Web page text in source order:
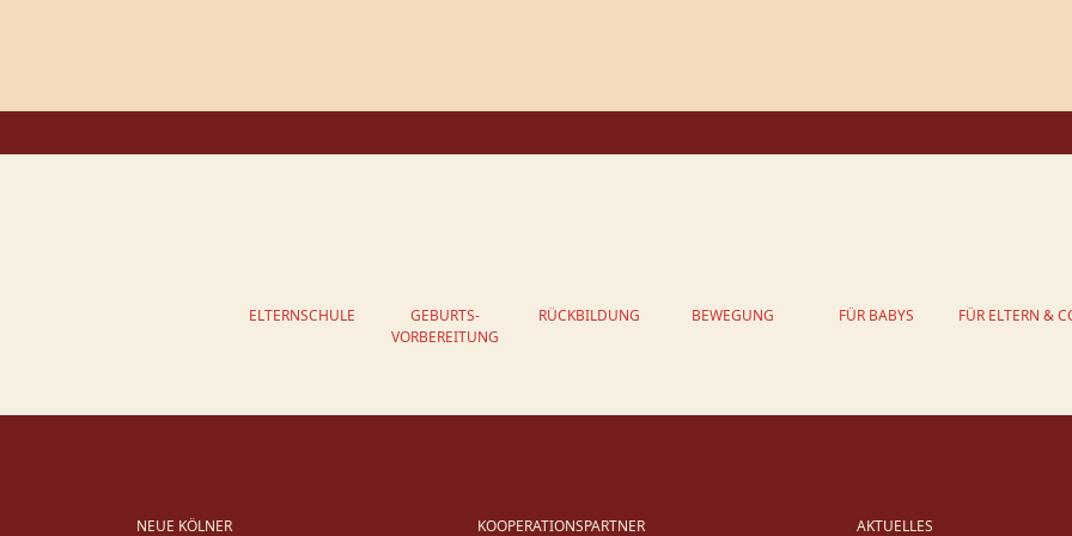
ELTERNSCHULE
GEBURTS-
VORBEREITUNG
RÜCKBILDUNG BEWEGUNG FÜR BABYS FÜR ELTERN &
NEUE KÖLNER KOOPERATIONSPARTNER AKTUELLES